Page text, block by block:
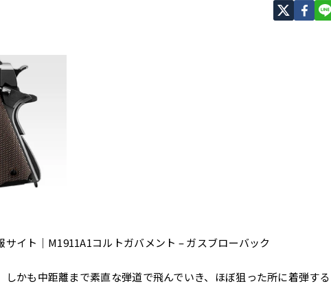
イト｜M1911A1コルトガバメント – ガスブローバック
かも中距離まで素直な弾道で飛んでいき、ほぼ狙った所に着弾する